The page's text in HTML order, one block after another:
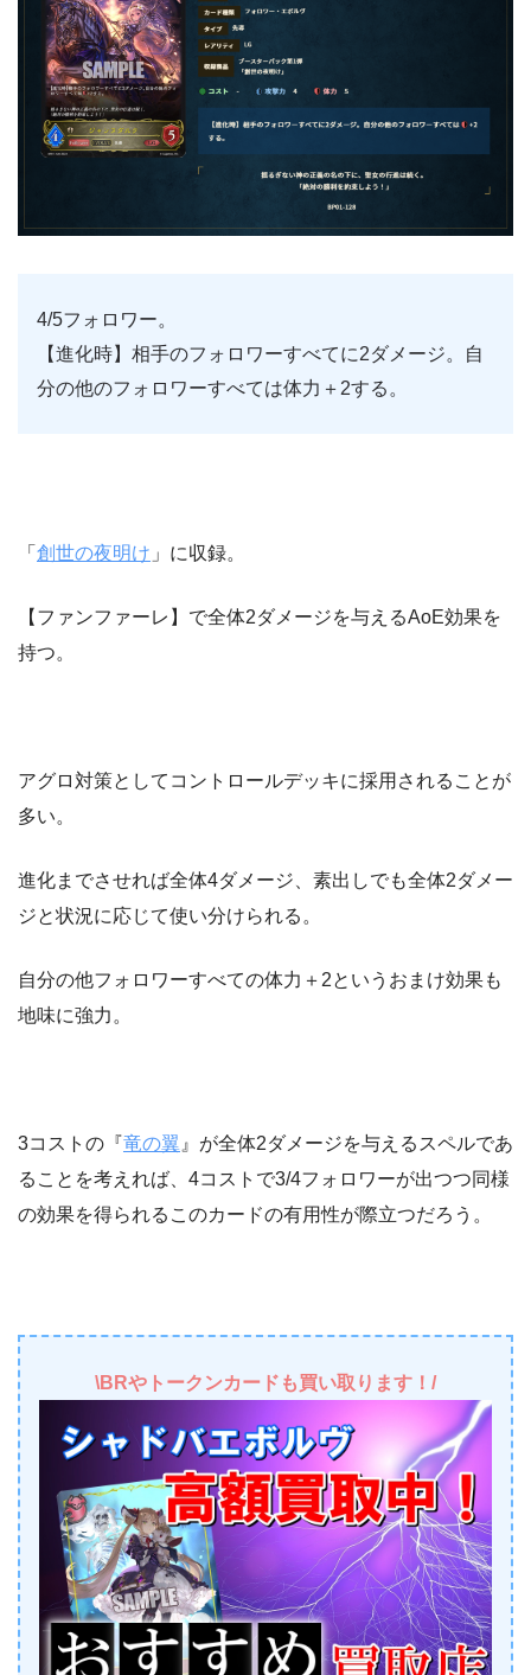
4/5フォロワー。
【進化時】相手のフォロワーすべてに2ダメージ。自
分の他のフォロワーすべては体力＋2する。
「 創世の夜明け 」に収録。
【ファンファーレ】で全体2ダメージを与えるAoE効果を
持つ。
アグロ対策としてコントロールデッキに採用されることが
多い。
進化までさせれば全体4ダメージ、素出しでも全体2ダメー
ジと状況に応じて使い分けられる。
自分の他フォロワーすべての体力＋2というおまけ効果も
地味に強力。
3コストの『竜の翼 』が全体2ダメージを与えるスペルであ
ることを考えれば、4コストで3/4フォロワーが出つつ同様
の効果を得られるこのカードの有用性が際立つだろう。
\BRやトークンカードも買い取ります！/